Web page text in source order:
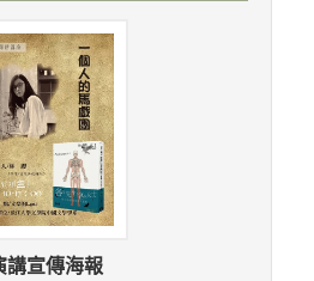
講宣傳海報